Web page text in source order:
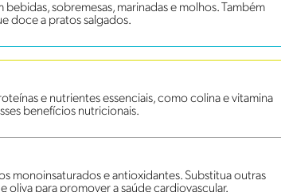
sobremesas, marinadas e molhos. Também
doce a pratos salgados.
e nutrientes essenciais, como colina e vitamina
benefícios nutricionais.
monoinsaturados e antioxidantes. Substitua outras
oliva para promover a saúde cardiovascular.